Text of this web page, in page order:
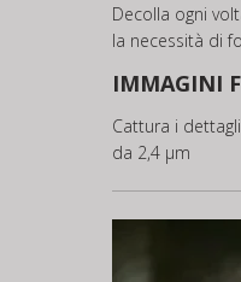
Decolla ogni
la necessità di
IMMAGINI
Cattura i
da 2,4 μm